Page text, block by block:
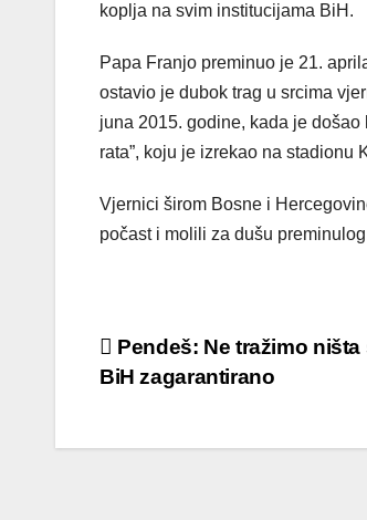
koplja na svim institucijama BiH.​
Papa Franjo preminuo je 21.
ostavio je dubok trag u srcima
juna 2015. godine, kada je došao
rata”, koju je izrekao na stadionu
Vjernici širom Bosne i
počast i molili za dušu
Post
navigation
Pendeš: Ne tražimo
BiH zagarantirano